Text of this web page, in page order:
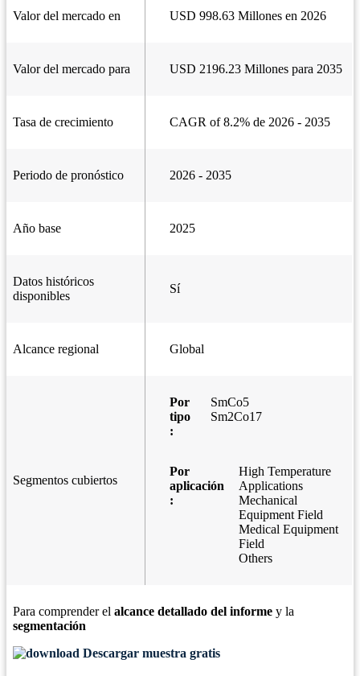
Valor del mercado en USD 998.63 Millones en 2026
Valor del mercado para USD 2196.23 Millones para 2035
Tasa de crecimiento CAGR of 8.2% de 2026 - 2035
Periodo de pronóstico 2026 - 2035
Año base 2025
Datos históricos
disponibles
Sí
Alcance regional Global
Segmentos cubiertos
Por
tipo
:
SmCo5
Sm2Co17
Por
aplicación
:
High Temperature
Applications
Mechanical
Equipment Field
Medical Equipment
Field
Others
Para comprender el alcance detallado del informe y la
segmentación
Descargar muestra gratis